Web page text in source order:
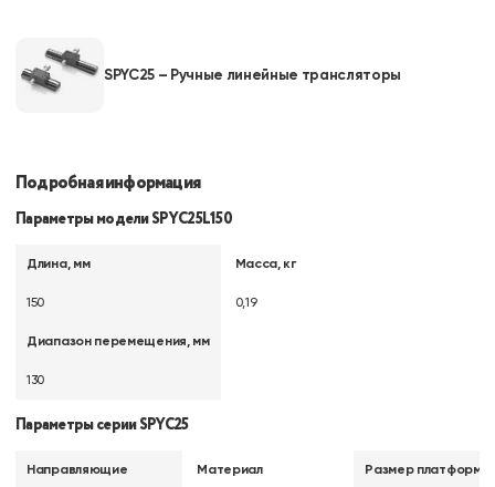
SPYC25 – Ручные линейные трансляторы
Подробная информация
Параметры модели SPYС25L150
Длина, мм
150
Диапазон перемещения, мм
130
Масса, кг
0,19
Параметры серии SPYC25
Направляющие Материал Размер